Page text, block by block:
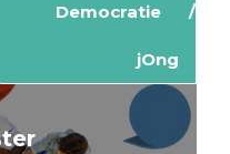
Democratie
jOng